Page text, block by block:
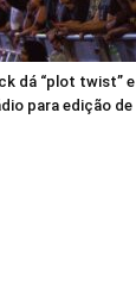
dá “plot twist” e
para edição de